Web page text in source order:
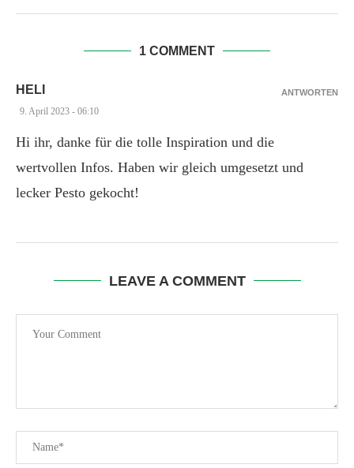
1 COMMENT
HELI
9. April 2023 - 06:10
Hi ihr, danke für die tolle Inspiration und die
wertvollen Infos. Haben wir gleich umgesetzt und
lecker Pesto gekocht!
ANTWORTEN
LEAVE A COMMENT